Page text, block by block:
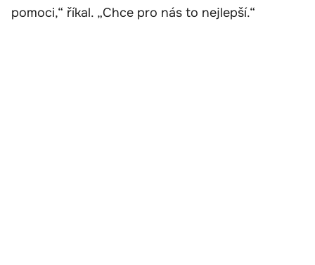
pomoci,“ říkal. „Chce pro nás to nejlepší.“